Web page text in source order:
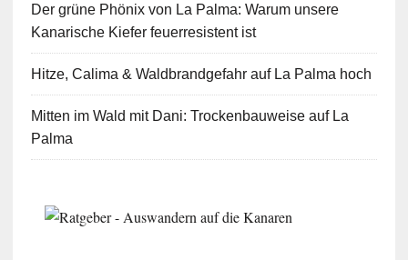
Der grüne Phönix von La Palma: Warum unsere
Kanarische Kiefer feuerresistent ist
Hitze, Calima & Waldbrandgefahr auf La Palma hoch
Mitten im Wald mit Dani: Trockenbauweise auf La
Palma